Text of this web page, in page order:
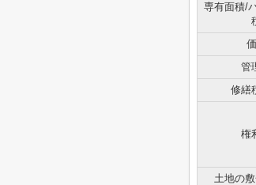
専有面積/
管
修繕
権
土地の